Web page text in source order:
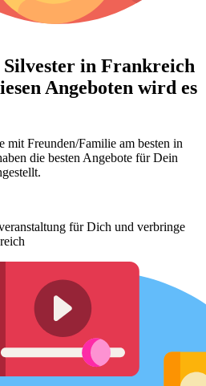
Silvester in Frankreich
Angeboten wird es
mit Freunden/Familie am besten in
die besten Angebote für Dein
für Dich und verbringe